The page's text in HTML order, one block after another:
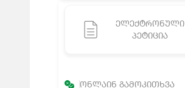
ᲔᲚᲔᲥᲢᲠᲝᲜᲣᲚᲘ
ᲞᲔᲢᲘᲪᲘᲐ
ᲝᲜᲚᲐᲘᲜ ᲒᲐᲛᲝᲙᲘᲗᲮᲕᲐ